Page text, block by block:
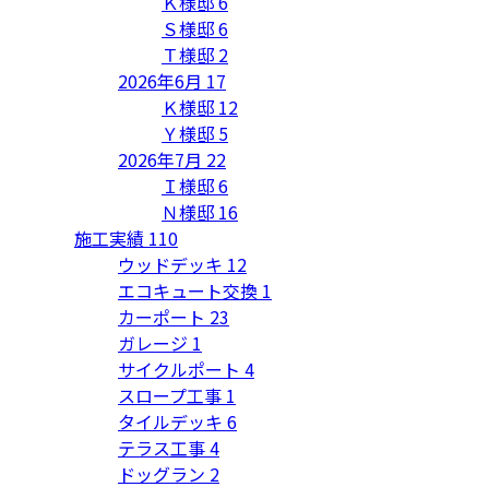
Ｓ様邸6
Ｔ様邸 2
2026年6月 17
Ｋ様邸 12
Ｙ様邸 5
2026年7月 22
Ｉ様邸6
Ｎ様邸 16
施工実績 110
ウッドデッキ 12
エコキュート交換 1
カーポート 23
ガレージ 1
サイクルポート 4
スロープ工事 1
タイルデッキ 6
テラス工事4
ドッグラン 2